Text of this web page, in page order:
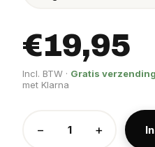
€19,95
Incl. BTW · Gratis
met Klarna
− +